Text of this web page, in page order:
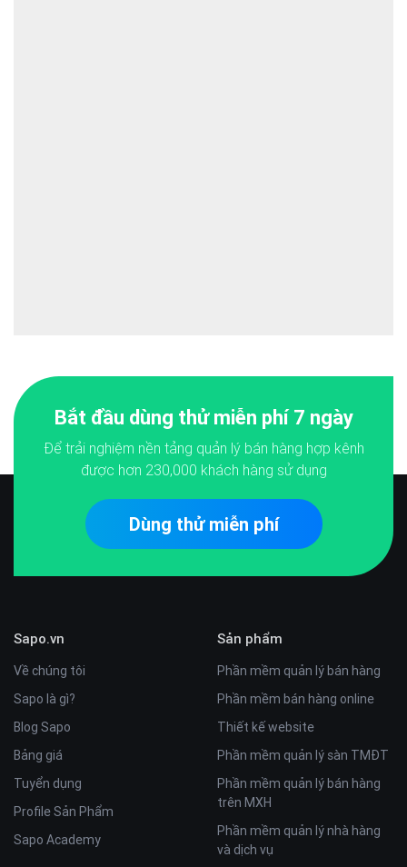
Bắt đầu dùng thử miễn phí 7 ngày
Để trải nghiệm nền tảng quản lý bán hàng hợp kênh
được hơn 230,000 khách hàng sử dụng
Dùng thử miễn phí
Sapo.vn
Về chúng tôi
Sapo là gì?
Blog Sapo
Bảng giá
Tuyển dụng
Profile Sản Phẩm
Sapo Academy
Sản phẩm
Phần mềm quản lý bán hàng
Phần mềm bán hàng online
Thiết kế website
Phần mềm quản lý sàn TMĐT
Phần mềm quản lý bán hàng
trên MXH
Phần mềm quản lý nhà hàng
và dịch vụ